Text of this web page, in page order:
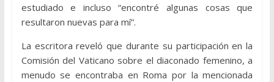
estudiado e incluso “encontré algunas cosas que
resultaron nuevas para mí”.
La escritora reveló que durante su participación en la
Comisión del Vaticano sobre el diaconado femenino, a
menudo se encontraba en Roma por la mencionada